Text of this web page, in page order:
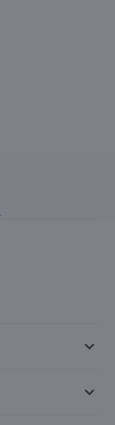
keyboard_arrow_down
keyboard_arrow_down